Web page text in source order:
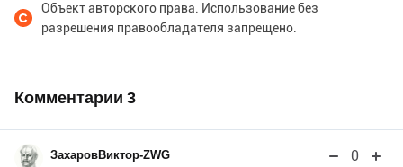
Объект авторского права. Использование без
разрешения правообладателя запрещено.
Комментарии 3
ЗахаровВиктор-ZWG 0